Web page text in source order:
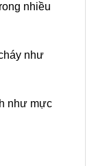
nhiều
như
như mực